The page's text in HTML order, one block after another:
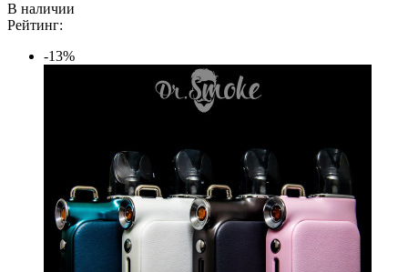
В наличии
Рейтинг:
-13%